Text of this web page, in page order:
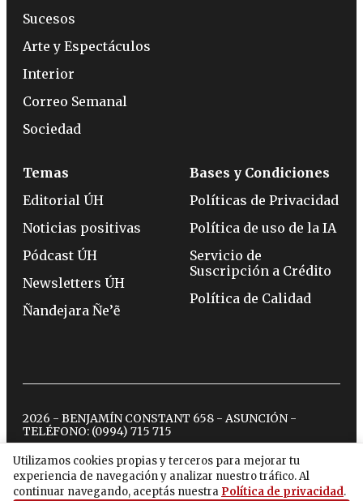
Utilizamos cookies propias y terceros para mejorar tu
experiencia de navegación y analizar nuestro tráfico. Al
continuar navegando, aceptás nuestra Política de privacidad.
Sucesos
Arte y Espectáculos
Interior
Correo Semanal
Sociedad
Temas
Editorial ÚH
Noticias positivas
Pódcast ÚH
Newsletters ÚH
Ñandejara Ñe’ẽ
Bases y Condiciones
Políticas de Privacidad
Política de uso de la IA
Servicio de
Suscripción a Crédito
Política de Calidad
2026 - BENJAMÍN CONSTANT 658 - ASUNCIÓN -
TELÉFONO: (0994) 715 715
twitterinstagram
facebook
tiktokyoutubespotify